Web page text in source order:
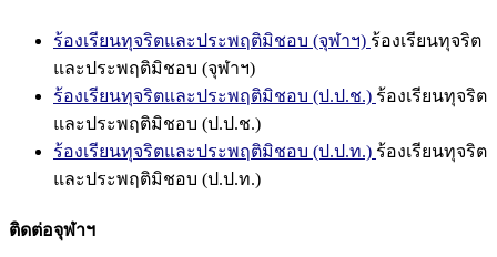
ร้องเรียนทุจริตและประพฤติมิชอบ (จุฬาฯ) ร้องเรียนทุจริต
และประพฤติมิชอบ (จุฬาฯ)
ร้องเรียนทุจริตและประพฤติมิชอบ (ป.ป.ช.) ร้องเรียนทุจริต
และประพฤติมิชอบ (ป.ป.ช.)
ร้องเรียนทุจริตและประพฤติมิชอบ (ป.ป.ท.) ร้องเรียนทุจริต
และประพฤติมิชอบ (ป.ป.ท.)
ติดต่อจุฬาฯ